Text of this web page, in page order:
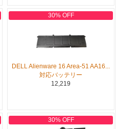
30% OFF
DELL Alienware 16 Area-51 AA16...
対応バッテリー
12,219
30% OFF